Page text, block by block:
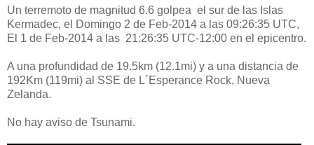
Un terremoto de magnitud 6.6 golpea el sur de las Islas
Kermadec, el Domingo 2 de Feb-2014 a las 09:26:35 UTC,
El 1 de Feb-2014 a las 21:26:35 UTC-12:00 en el epicentro.
A una profundidad de 19.5km (12.1mi) y a una distancia de
192Km (119mi) al SSE de L´Esperance Rock, Nueva
Zelanda.
No hay aviso de Tsunami.